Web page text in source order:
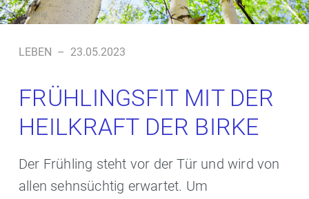
Symbolbild
LEBEN – 23.05.2023
FRÜHLINGSFIT MIT DER
HEILKRAFT DER BIRKE
Der Frühling steht vor der Tür und wird von
allen sehnsüchtig erwartet. Um